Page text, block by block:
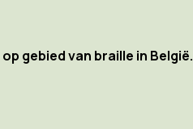
gebied van braille in België.